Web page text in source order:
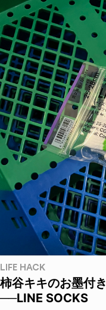
LIFE HACK
柿谷キキのお墨付き
──LINE SOCKS